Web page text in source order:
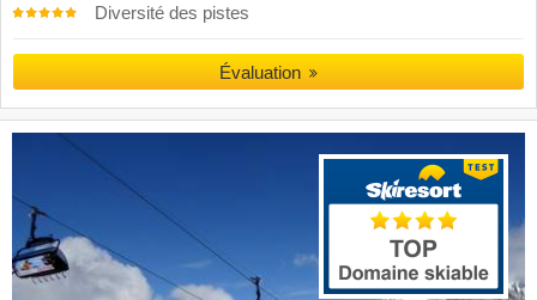
Diversité des pistes
Évaluation